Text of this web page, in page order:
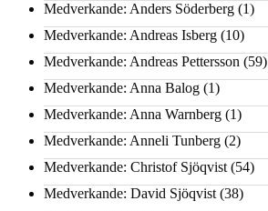
Medverkande: Anders Söderberg (1)
Medverkande: Andreas Isberg (10)
Medverkande: Andreas Pettersson (59)
Medverkande: Anna Balog (1)
Medverkande: Anna Warnberg (1)
Medverkande: Anneli Tunberg (2)
Medverkande: Christof Sjöqvist (54)
Medverkande: David Sjöqvist (38)